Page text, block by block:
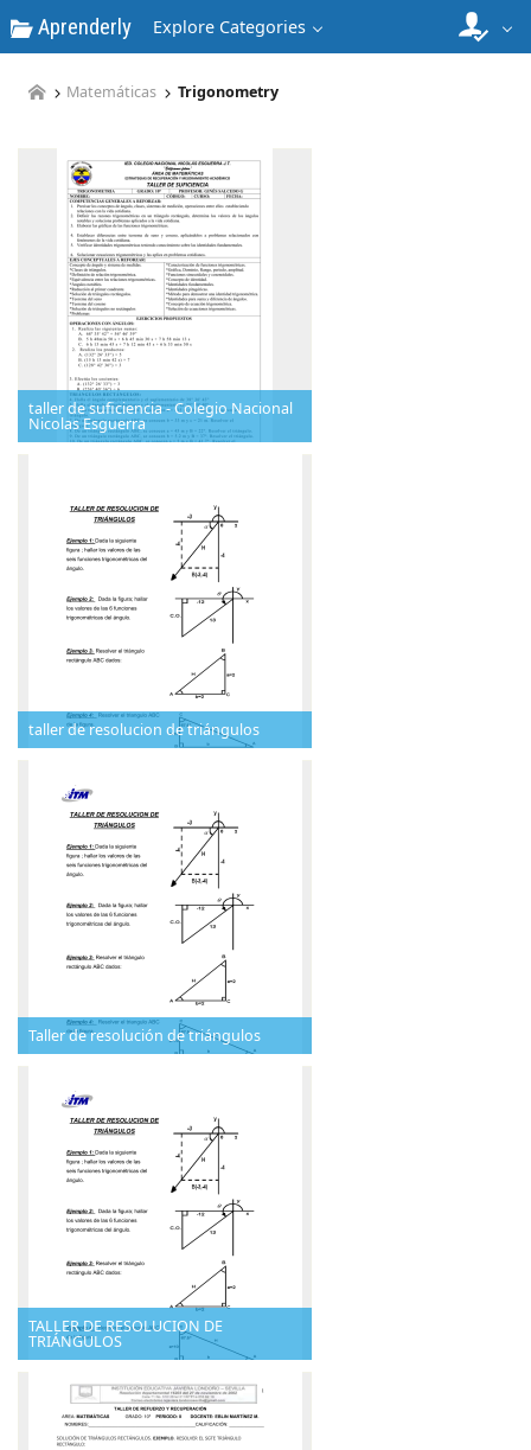
Aprenderly Explore Categories
Matemáticas Trigonometry
taller de suficiencia - Colegio Nacional
Nicolas Esguerra
taller de resolucion de triángulos
Taller de resolución de triángulos
TALLER DE RESOLUCION DE
TRIÁNGULOS